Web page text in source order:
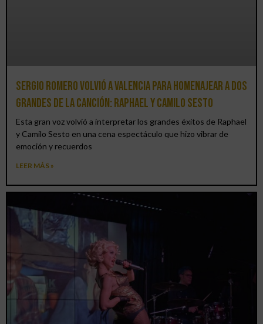
Sergio Romero volvió a Valencia para homenajear a dos
grandes de la canción: Raphael y Camilo Sesto
Esta gran voz volvió a interpretar los grandes éxitos de Raphael
y Camilo Sesto en una cena espectáculo que hizo vibrar de
emoción y recuerdos
LEER MÁS »